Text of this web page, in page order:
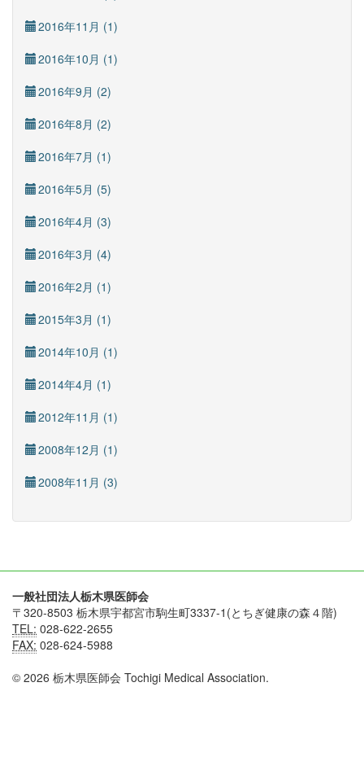
2016年11月 (1)
2016年10月 (1)
2016年9月 (2)
2016年8月 (2)
2016年7月 (1)
2016年5月 (5)
2016年4月 (3)
2016年3月 (4)
2016年2月 (1)
2015年3月 (1)
2014年10月 (1)
2014年4月 (1)
2012年11月 (1)
2008年12月 (1)
2008年11月 (3)
一般社団法人栃木県医師会
〒320-8503 栃木県宇都宮市駒生町3337-1(とちぎ健康の森４階)
TEL: 028-622-2655
FAX: 028-624-5988
© 2026 栃木県医師会 Tochigi Medical Association.